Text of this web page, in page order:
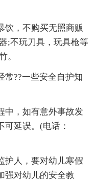
饮，不购买无照商贩
;不玩刀具，玩具枪等
。
常??一些安全自护知
中，如有意外事故发
延误。(电话：
护人，要对幼儿寒假
强对幼儿的安全教